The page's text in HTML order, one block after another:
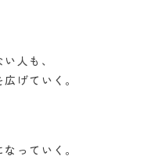
人も、
げていく。
っていく。